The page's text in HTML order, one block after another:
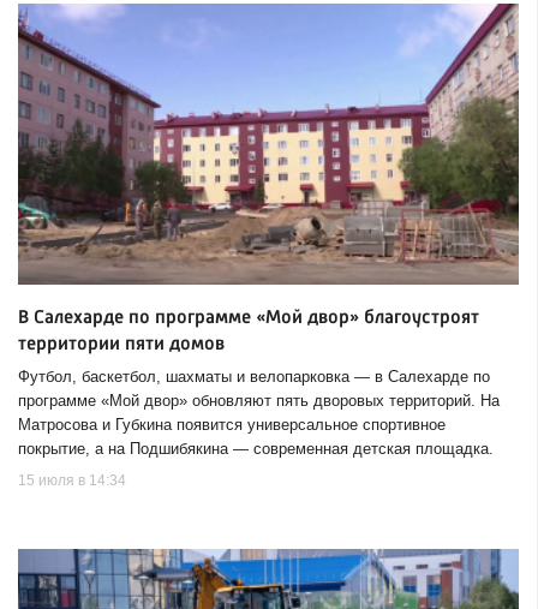
В Салехарде по программе «Мой двор» благоустроят
территории пяти домов
Футбол, баскетбол, шахматы и велопарковка — в Салехарде по
программе «Мой двор» обновляют пять дворовых территорий. На
Матросова и Губкина появится универсальное спортивное
покрытие, а на Подшибякина — современная детская площадка.
15 июля в 14:34